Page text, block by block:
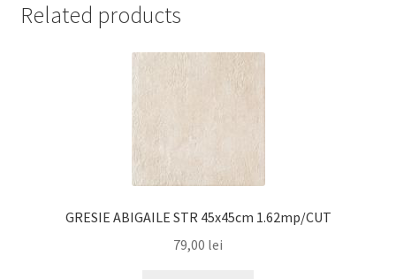
Related products
GRESIE ABIGAILE STR 45x45cm 1.62mp/CUT
79,00 lei